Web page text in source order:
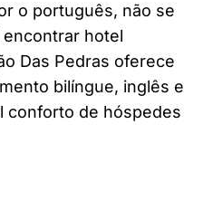
o português, não se
hotel
Das Pedras oferece
bilíngue, inglês e
conforto de hóspedes